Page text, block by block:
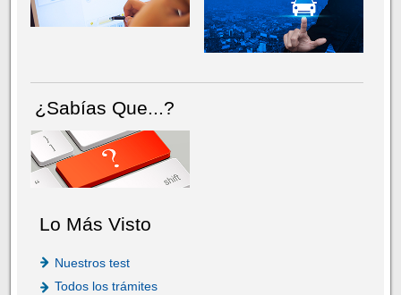
¿Sabías Que...?
Lo Más Visto
Nuestros test
Todos los trámites